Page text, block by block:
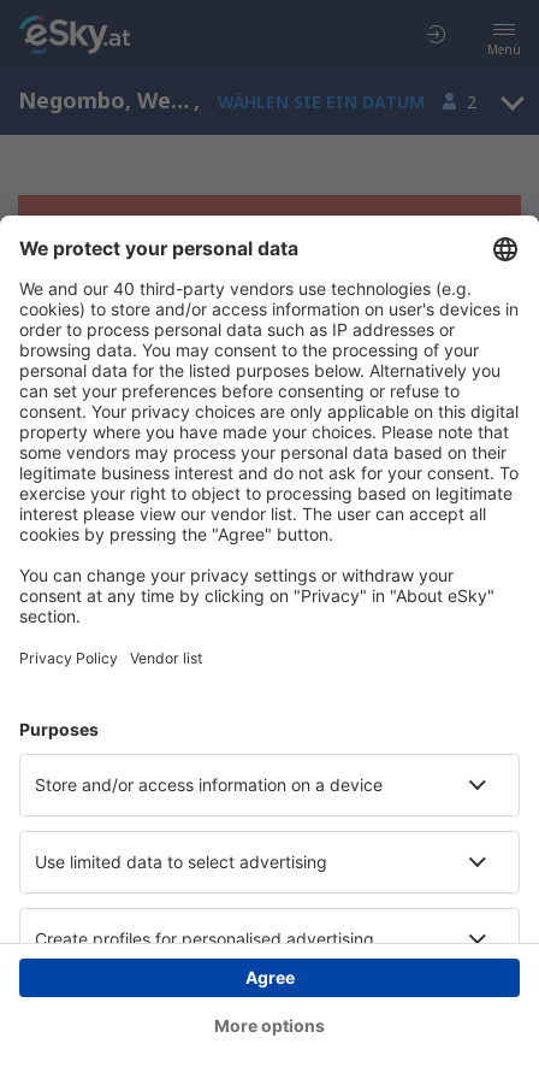
Menü
Negombo, Western Province, Sri Lanka , WÄHLEN SIE EIN DATUM 2
Es tut uns leid, wir können keine
Ergebnisse aufzeigen
Bitte starten Sie Ihre Suche erneut mit anderen Suchkriterien.
Copyright © eSky.at. Alle Rechte vorbehalten.